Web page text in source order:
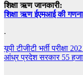
शिक्षा ऋण जानकारी:
शिक्षा ऋण ईएमआई की
.
Post
navigation
यूपी टीजीटी भर्ती परीक्षा
आंध्र प्रदेश सरकार 55